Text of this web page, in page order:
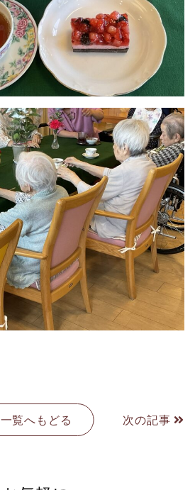
一覧へもどる 次の記事